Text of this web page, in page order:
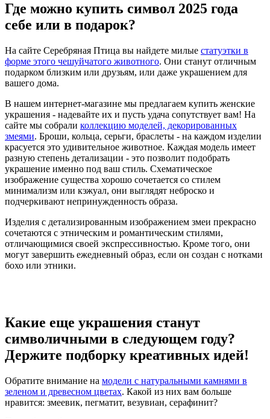
Где можно купить символ 2025 года
себе или в подарок?
На сайте Серебряная Птица вы найдете милые статуэтки в
форме этого чешуйчатого животного. Они станут отличным
подарком близким или друзьям, или даже украшением для
вашего дома.
В нашем интернет-магазине мы предлагаем купить женские
украшения - надевайте их и пусть удача сопутствует вам! На
сайте мы собрали коллекцию моделей, декорированных
змеями. Броши, кольца, серьги, браслеты - на каждом изделии
красуется это удивительное животное. Каждая модель имеет
разную степень детализации - это позволит подобрать
украшение именно под ваш стиль. Схематическое
изображение существа хорошо сочетается со стилем
минимализм или кэжуал, они выглядят неброско и
подчеркивают непринужденность образа.
Изделия с детализированным изображением змеи прекрасно
сочетаются с этническим и романтическим стилями,
отличающимися своей экспрессивностью. Кроме того, они
могут завершить ежедневный образ, если он создан с нотками
бохо или этники.
Какие еще украшения станут
символичными в следующем году?
Держите подборку креативных идей!
Обратите внимание на модели с натуральными камнями в
зеленом и древесном цветах. Какой из них вам больше
нравится: змеевик, пегматит, везувиан, серафинит?